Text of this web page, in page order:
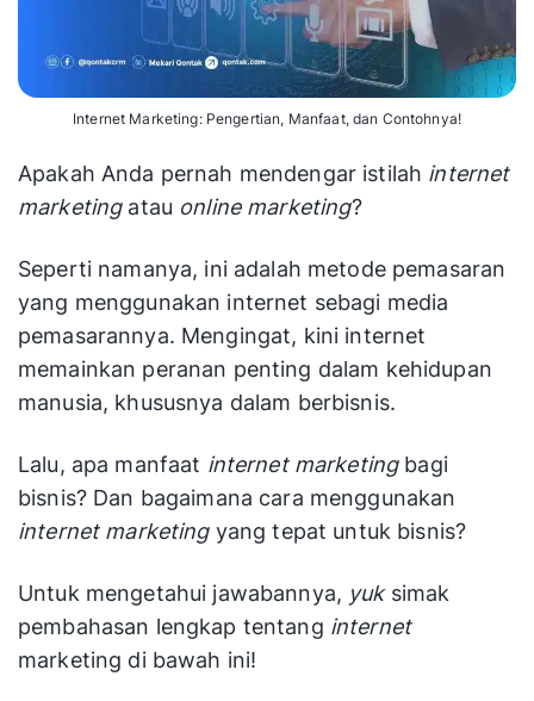
Internet Marketing: Pengertian, Manfaat, dan Contohnya!
Apakah Anda pernah mendengar istilah internet
marketing atau online marketing?
Seperti namanya, ini adalah metode pemasaran
yang menggunakan internet sebagi media
pemasarannya. Mengingat, kini internet
memainkan peranan penting dalam kehidupan
manusia, khususnya dalam berbisnis.
Lalu, apa manfaat internet marketing bagi
bisnis? Dan bagaimana cara menggunakan
internet marketing yang tepat untuk bisnis?
Untuk mengetahui jawabannya, yuk simak
pembahasan lengkap tentang internet
marketing di bawah ini!